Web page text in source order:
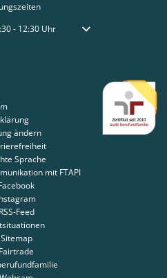
Öffnungs- oder Schließzeiten
- 12:30Uhr Von 07:30 bis 12:30 Uhr
ändern
Sprache
mit FTAPI
RSS-Feed
Sitemap
Fairtrade